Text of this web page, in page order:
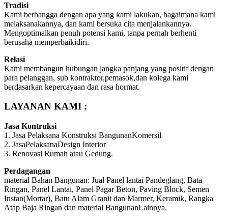
Tradisi
Kami berbangga dengan apa yang kami lakukan, bagaimana kami
melaksanakannya, dan kami bersuka cita menjalankannya.
Mengoptimalkan penuh potensi kami, tanpa pernah berhenti
berusaha memperbaikidiri.
Relasi
Kami membangun hubungan jangka panjang yang positif dengan
para pelanggan, sub kontraktor,pemasok,dan kolega kami
berdasarkan kepercayaan dan rasa hormat.
LAYANAN KAMI :
Jasa Kontruksi
1. Jasa Pelaksana Konstruksi BangunanKomersil
2. JasaPelaksanaDesign Interior
3. Renovasi Rumah atau Gedung.
Perdagangan
material Bahan Bangunan: Jual Panel lantai Pandeglang, Bata
Ringan, Panel Lantai, Panel Pagar Beton, Paving Block, Semen
Instan(Mortar), Batu Alam Granit dan Marmer, Keramik, Rangka
Atap Baja Ringan dan material BangunanLainnya.